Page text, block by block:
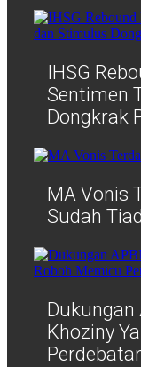
IHSG
Sentimen
Dongkrak
MA Vonis
Sudah
Dukungan
Khoziny